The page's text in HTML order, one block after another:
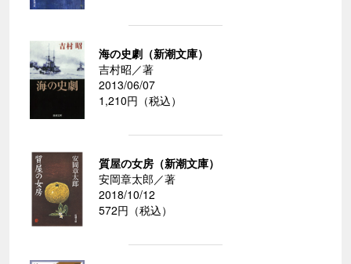
海の史劇（新潮文庫）
吉村昭／著
2013/06/07
1,210円（税込）
質屋の女房（新潮文庫）
安岡章太郎／著
2018/10/12
572円（税込）